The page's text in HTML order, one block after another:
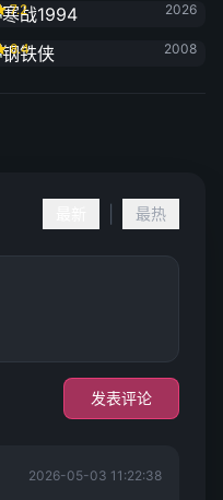
7.2
2026
钢铁侠
8.4
2008
最热
发表评论
2026-05-03 11:22:38